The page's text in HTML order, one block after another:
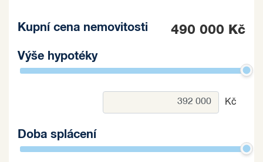
Kupní cena nemovitosti 490 000 Kč
Výše hypotéky
Kč
Doba splácení